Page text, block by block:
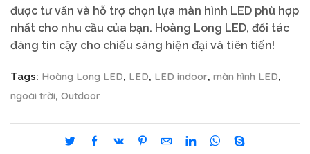
được tư vấn và hỗ trợ chọn lựa màn hình LED phù hợp
nhất cho nhu cầu của bạn. Hoàng Long LED, đối tác
đáng tin cậy cho chiếu sáng hiện đại và tiên tiến!
Tags: Hoàng Long LED, LED, LED indoor, màn hình LED,
ngoài trời, Outdoor